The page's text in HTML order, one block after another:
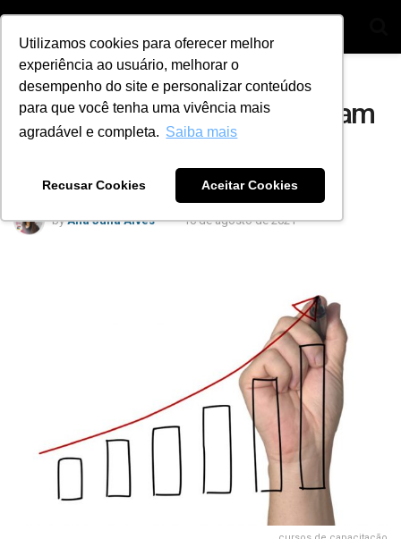
Utilizamos cookies para oferecer melhor
experiência ao usuário, melhorar o
desempenho do site e personalizar conteúdos
para que você tenha uma vivência mais
agradável e completa. Saiba mais
Recusar Cookies Aceitar Cookies
Home Dicas
Cursos de capacitação ajudam
a aumentar a receita da
oficina?
by Ana Julia Alves 10 de agosto de 2021